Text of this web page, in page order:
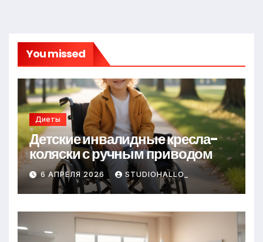
You missed
Диеты
Детские инвалидные кресла-
коляски с ручным приводом
6 АПРЕЛЯ 2026 STUDIOHALLO_